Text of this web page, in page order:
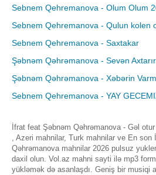
Sebnem Qehremanova - Olum Olum
Sebnem Qehremanova - Qulun kolen
Sebnem Qehremanova - Saxtakar
Şəbnəm Qəhrəmanova - Sevən
Şəbnəm Qəhrəmanova - Xəbərin
Sebnem Qehremanova - YAY
İfrat feat Şəbnəm Qəhrəmanova - Gəl
, Azeri mahnilar, Turk mahnilar ve En son
Qəhrəmanova mahnilar 2026 pulsuz
daxil olun. Vol.az mahni sayti ilə mp3
yükləmək də asanlaşdı. Geniş bir musiqi